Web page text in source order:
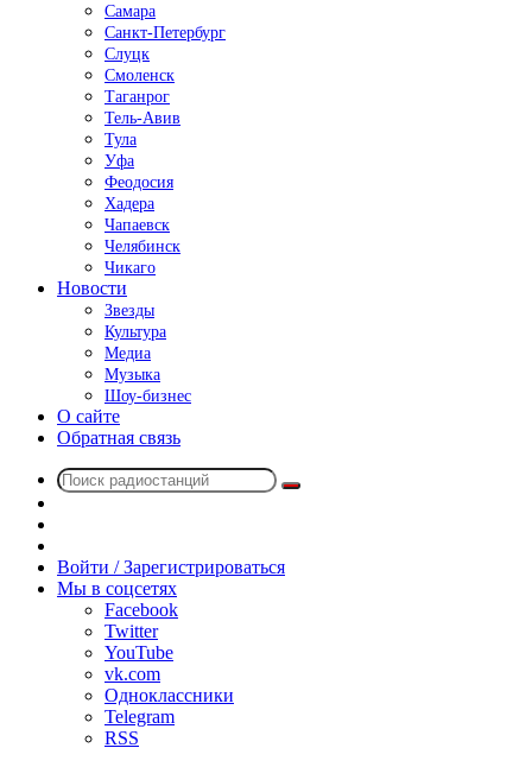
Самара
Санкт-Петербург
Слуцк
Смоленск
Таганрог
Тель-Авив
Тула
Уфа
Феодосия
Хадера
Чапаевск
Челябинск
Чикаго
Новости
Звезды
Культура
Медиа
Музыка
Шоу-бизнес
О сайте
Обратная связь
Поиск
радио
Войти / Зарегистрироваться
Мы в соцсетях
Facebook
Twitter
YouTube
vk.com
Одноклассники
Telegram
RSS